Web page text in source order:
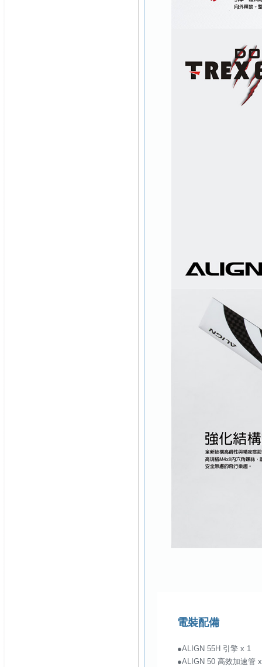
電裝配備
●ALIGN 55H 引擎 x 1
●ALIGN 50 高效加速管